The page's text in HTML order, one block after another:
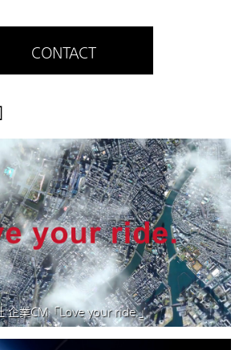
CONTACT
企業CM「Love your ride.」